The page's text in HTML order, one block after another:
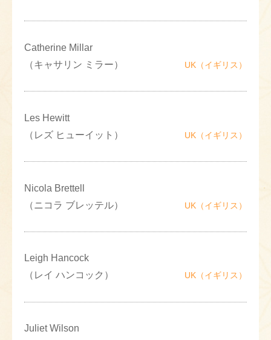
Catherine Millar
（キャサリン ミラー）
UK（イギリス）
Les Hewitt
（レズ ヒューイット）
UK（イギリス）
Nicola Brettell
（ニコラ ブレッテル）
UK（イギリス）
Leigh Hancock
（レイ ハンコック）
UK（イギリス）
Juliet Wilson